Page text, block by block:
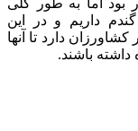
داریم و در این
دارد تا آنها
باشند.